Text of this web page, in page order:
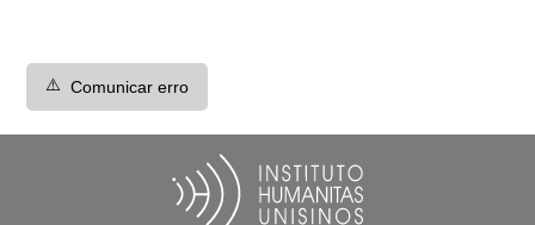
⚠️ Comunicar erro